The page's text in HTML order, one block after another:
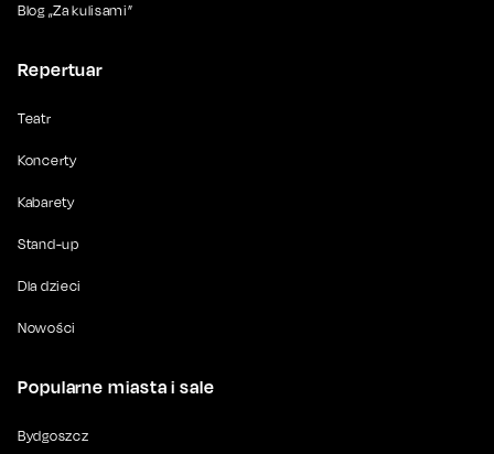
Blog „Za kulisami”
Repertuar
Teatr
Koncerty
Kabarety
Stand-up
Dla dzieci
Nowości
Popularne miasta i sale
Bydgoszcz